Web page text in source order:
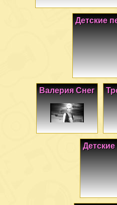
Детские
Валерия Снег